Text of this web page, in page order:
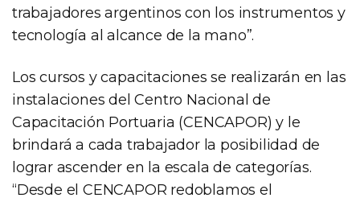
trabajadores argentinos con los instrumentos y
tecnología al alcance de la mano”.
Los cursos y capacitaciones se realizarán en las
instalaciones del Centro Nacional de
Capacitación Portuaria (CENCAPOR) y le
brindará a cada trabajador la posibilidad de
lograr ascender en la escala de categorías.
“Desde el CENCAPOR redoblamos el